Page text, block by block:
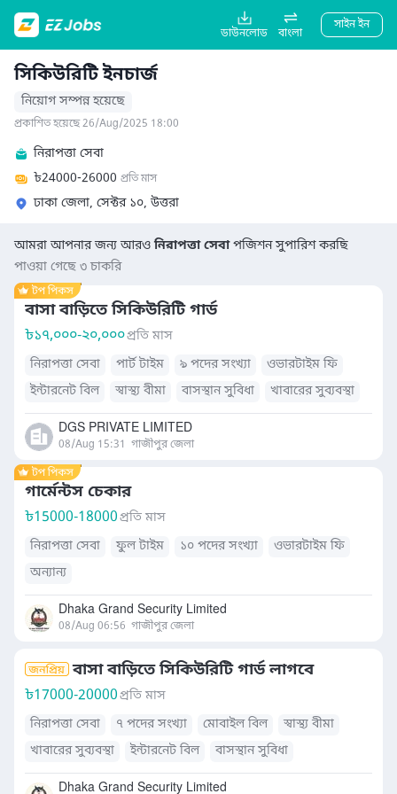
ডাউনলোড বাংলা
সাইন ইন
সিকিউরিটি ইনচার্জ
নিয়োগ সম্পন্ন হয়েছে
প্রকাশিত হয়েছে 26/Aug/2025 18:00
নিরাপত্তা সেবা
৳24000-26000 প্রতি মাস
ঢাকা জেলা, সেক্টর ১০, উত্তরা
আমরা আপনার জন্য আরওনিরাপত্তা সেবাপজিশন সুপারিশ করছি
পাওয়া গেছে ৩ চাকরি
বাসা বাড়িতে সিকিউরিটি গার্ড
৳১৭,০০০-২০,০০০প্রতি মাস
নিরাপত্তা সেবা
পার্ট টাইম ৯ পদের সংখ্যা
ওভারটাইম ফি
ইন্টারনেট বিল
স্বাস্থ্য বীমা বাসস্থান সুবিধা খাবারের সুব্যবস্থা
DGS PRIVATE LIMITED
08/Aug 15:31 গাজীপুর জেলা
গার্মেন্টস চেকার
৳15000-18000প্রতি মাস
নিরাপত্তা সেবা
ফুল টাইম ১০ পদের সংখ্যা
ওভারটাইম ফি
অন্যান্য
Dhaka Grand Security Limited
08/Aug 06:56 গাজীপুর জেলা
বাসা বাড়িতে সিকিউরিটি গার্ড লাগবে
৳17000-20000প্রতি মাস
নিরাপত্তা সেবা
৭ পদের সংখ্যা মোবাইল বিল
স্বাস্থ্য বীমা
খাবারের সুব্যবস্থা
ইন্টারনেট বিল বাসস্থান সুবিধা
Dhaka Grand Security Limited